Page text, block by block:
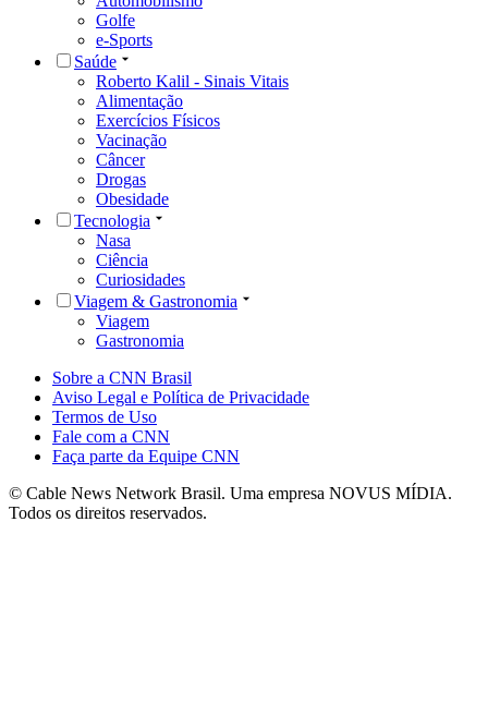
Golfe
e-Sports
Saúde
Roberto Kalil - Sinais Vitais
Alimentação
Exercícios Físicos
Vacinação
Câncer
Drogas
Obesidade
Tecnologia
Nasa
Ciência
Curiosidades
Viagem & Gastronomia
Viagem
Gastronomia
Sobre a CNN Brasil
Aviso Legal e Política de Privacidade
Termos de Uso
Fale com a CNN
Faça parte da Equipe CNN
© Cable News Network Brasil. Uma empresa NOVUS MÍDIA.
Todos os direitos reservados.